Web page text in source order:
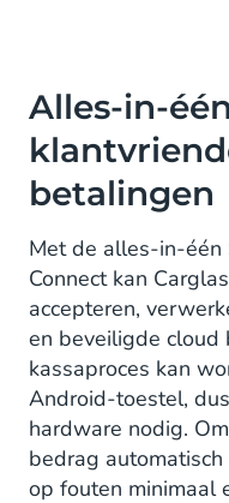
Alles-in-
betalingen
Met de alles-in-één
Connect kan
accepteren,
en beveiligde cloud
kassaproces kan
Android-toestel,
hardware nodig.
bedrag
op fouten minimaal